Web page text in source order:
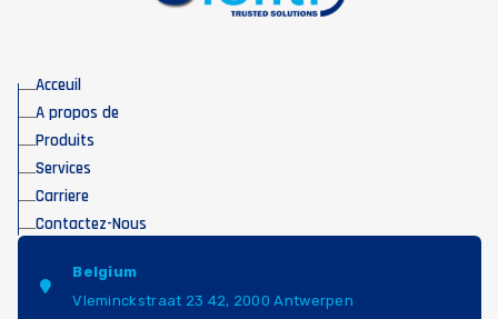
Acceuil
A propos de
Produits
Services
Carriere
Contactez-Nous
Belgium
Vleminckstraat 23 42, 2000 Antwerpen